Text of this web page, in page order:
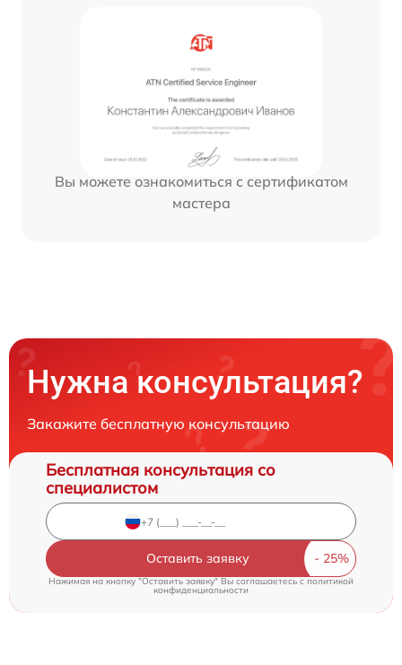
Вы можете ознакомиться с сертификатом
мастера
Нужна консультация?
Закажите бесплатную консультацию
Бесплатная консультация со
специалистом
Оставить заявку
Нажимая на кнопку "Оставить заявку" Вы соглашаетесь cполитикой
конфиденциальности